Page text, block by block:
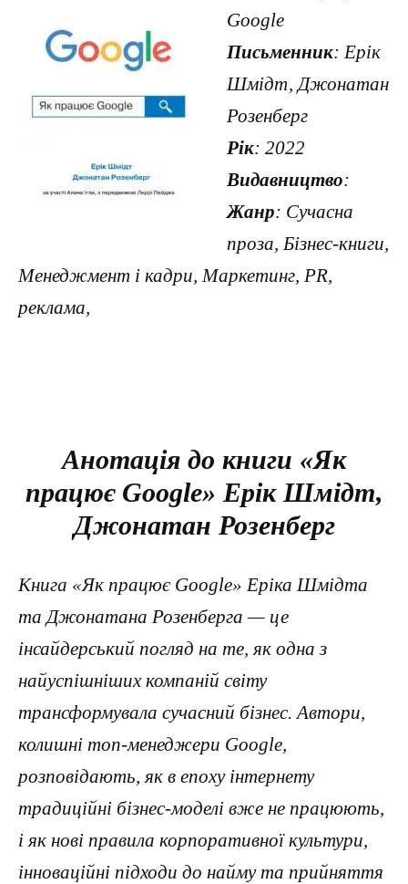
Google
Письменник: Ерік
Шмідт, Джонатан
Розенберг
Рік: 2022
Видавництво:
Жанр: Сучасна
проза, Бізнес-книги,
Менеджмент і кадри, Маркетинг, PR,
реклама,
Анотація до книги «Як
працює Google» Ерік Шмідт,
Джонатан Розенберг
Книга «Як працює Google» Еріка Шмідта
та Джонатана Розенберга — це
інсайдерський погляд на те, як одна з
найуспішніших компаній світу
трансформувала сучасний бізнес. Автори,
колишні топ-менеджери Google,
розповідають, як в епоху інтернету
традиційні бізнес-моделі вже не працюють,
і як нові правила корпоративної культури,
інноваційні підходи до найму та прийняття